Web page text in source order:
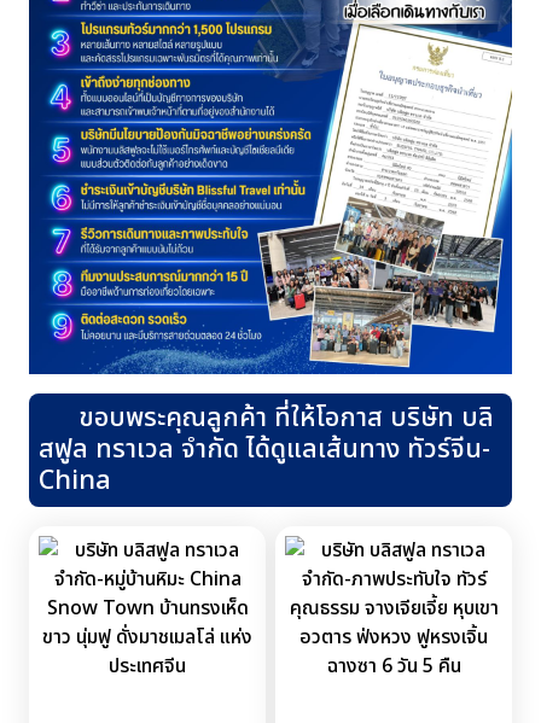
ขอบพระคุณลูกค้า ที่ให้โอกาส บริษัท บลิ
สฟูล ทราเวล จำกัด ได้ดูแลเส้นทาง ทัวร์จีน-
China